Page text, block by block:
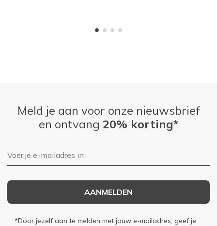
Meld je aan voor onze nieuwsbrief
en ontvang 20% korting*
E-mailadres
AANMELDEN
*Door jezelf aan te melden met jouw e-mailadres, geef je